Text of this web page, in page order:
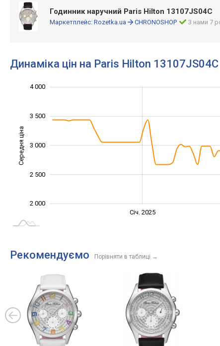
Годинник наручний Paris Hilton 13107JS04C
Маркетплейс: Rozetka.ua CHRONOSHOP З нами 7
Динаміка цін на Paris Hilton 13107JS04C
Середня ціна 2 200
2 000
4 000
3 000
3 500
2 500
Січ. 2025
Рекомендуємо Порівняти в таблиці →